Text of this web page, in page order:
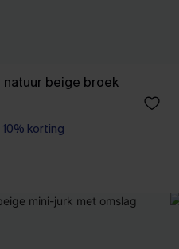
natuur beige broek
10% korting